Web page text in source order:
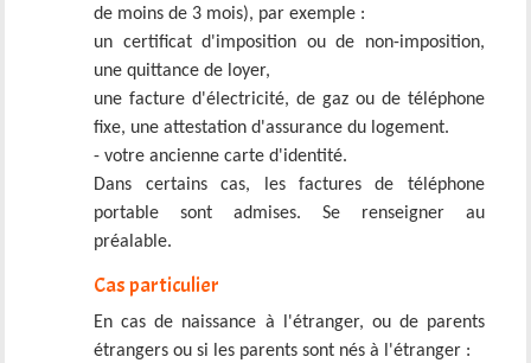
de moins de 3 mois), par exemple :
un certificat d'imposition ou de non-imposition,
une quittance de loyer,
une facture d'électricité, de gaz ou de téléphone
fixe, une attestation d'assurance du logement.
- votre ancienne carte d'identité.
Dans certains cas, les factures de téléphone
portable sont admises. Se renseigner au
préalable.
Cas particulier
En cas de naissance à l'étranger, ou de parents
étrangers ou si les parents sont nés à l'étranger :